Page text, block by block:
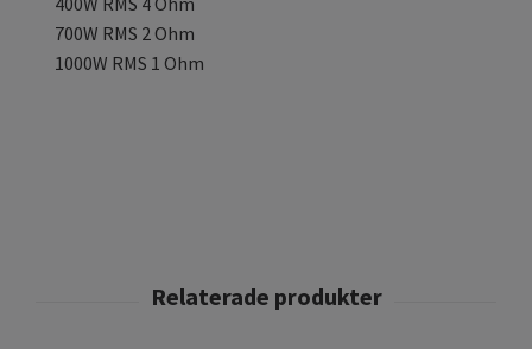
700W RMS 2 Ohm
1000W RMS 1 Ohm